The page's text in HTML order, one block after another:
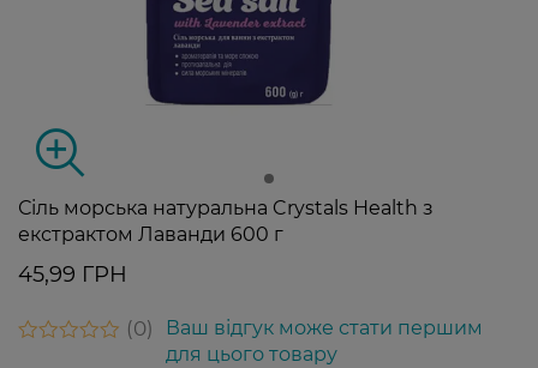
Сіль морська натуральна Crystals Health з
екстрактом Лаванди 600 г
45,99 ГРН
0
Ваш відгук може стати першим
для цього товару